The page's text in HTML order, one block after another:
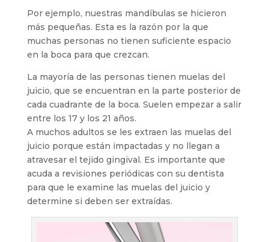
Por ejemplo, nuestras mandíbulas se hicieron
más pequeñas. Esta es la razón por la que
muchas personas no tienen suficiente espacio
en la boca para que crezcan.
La mayoría de las personas tienen muelas del
juicio, que se encuentran en la parte posterior de
cada cuadrante de la boca. Suelen empezar a salir
entre los 17 y los 21 años.
A muchos adultos se les extraen las muelas del
juicio porque están impactadas y no llegan a
atravesar el tejido gingival. Es importante que
acuda a revisiones periódicas con su dentista
para que le examine las muelas del juicio y
determine si deben ser extraídas.